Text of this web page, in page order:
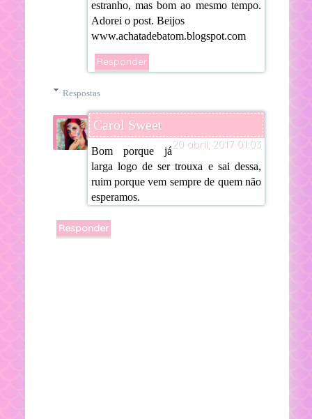
estranho, mas bom ao mesmo tempo.
Adorei o post. Beijos
www.achatadebatom.blogspot.com
Responder
Respostas
Carol Sweet
20 abril, 2017 01:03
Bom porque já
larga logo de ser trouxa e sai dessa,
ruim porque vem sempre de quem não
esperamos.
Responder